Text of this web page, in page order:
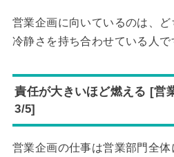
営業企画に向いているのは、
冷静さを持ち合わせている人で
責任が大きいほど燃える [営
3/5]
営業企画の仕事は営業部門全